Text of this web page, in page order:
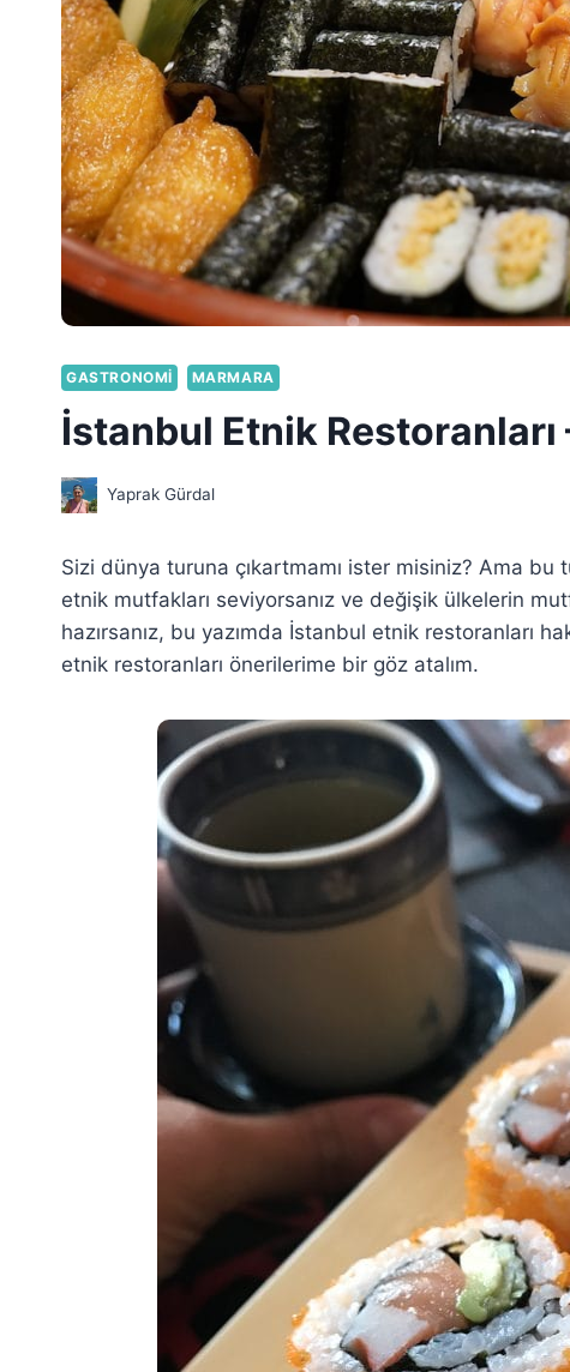
GASTRONOMI MARMARA
İstanbul Etnik Restoranları
Yaprak Gürdal
Sizi dünya turuna çıkartmamı ister misiniz? Ama bu
etnik mutfakları seviyorsanız ve değişik ülkelerin
hazırsanız, bu yazımda İstanbul etnik restoranları
etnik restoranları önerilerime bir göz atalım.